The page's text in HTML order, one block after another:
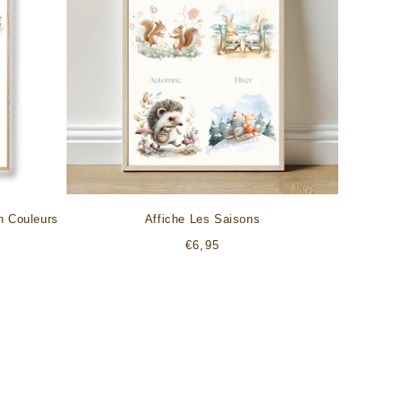
Couleurs Affiche Les Saisons
Prix
€6,95